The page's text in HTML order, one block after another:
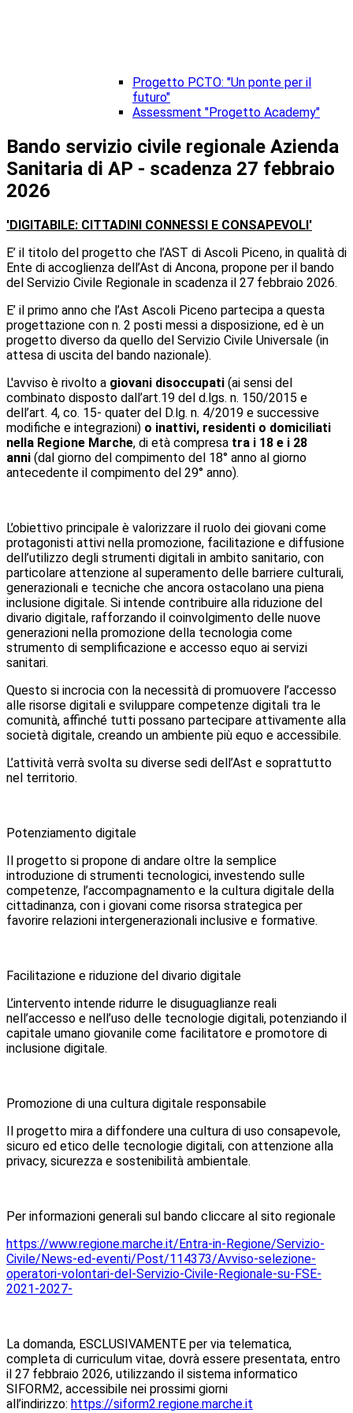
Progetto PCTO: "Un ponte per il
futuro"
Assessment "Progetto Academy"
Bando servizio civile regionale Azienda
Sanitaria di AP - scadenza 27 febbraio
2026
'DIGITABILE: CITTADINI CONNESSI E CONSAPEVOLI'
E’ il titolo del progetto che l’AST di Ascoli Piceno, in qualità di
Ente di accoglienza dell’Ast di Ancona, propone per il bando
del Servizio Civile Regionale in scadenza il 27 febbraio 2026.
E’ il primo anno che l’Ast Ascoli Piceno partecipa a questa
progettazione con n. 2 posti messi a disposizione, ed è un
progetto diverso da quello del Servizio Civile Universale (in
attesa di uscita del bando nazionale).
L'avviso è rivolto a giovani disoccupati (ai sensi del
combinato disposto dall’art.19 del d.lgs. n. 150/2015 e
dell’art. 4, co. 15- quater del D.lg. n. 4/2019 e successive
modifiche e integrazioni) o inattivi, residenti o domiciliati
nella Regione Marche, di età compresa tra i 18 e i 28
anni (dal giorno del compimento del 18° anno al giorno
antecedente il compimento del 29° anno).
L’obiettivo principale è valorizzare il ruolo dei giovani come
protagonisti attivi nella promozione, facilitazione e diffusione
dell’utilizzo degli strumenti digitali in ambito sanitario, con
particolare attenzione al superamento delle barriere culturali,
generazionali e tecniche che ancora ostacolano una piena
inclusione digitale. Si intende contribuire alla riduzione del
divario digitale, rafforzando il coinvolgimento delle nuove
generazioni nella promozione della tecnologia come
strumento di semplificazione e accesso equo ai servizi
sanitari.
Questo si incrocia con la necessità di promuovere l’accesso
alle risorse digitali e sviluppare competenze digitali tra le
comunità, affinché tutti possano partecipare attivamente alla
società digitale, creando un ambiente più equo e accessibile.
L’attività verrà svolta su diverse sedi dell’Ast e soprattutto
nel territorio.
Potenziamento digitale
Il progetto si propone di andare oltre la semplice
introduzione di strumenti tecnologici, investendo sulle
competenze, l’accompagnamento e la cultura digitale della
cittadinanza, con i giovani come risorsa strategica per
favorire relazioni intergenerazionali inclusive e formative.
Facilitazione e riduzione del divario digitale
L’intervento intende ridurre le disuguaglianze reali
nell’accesso e nell’uso delle tecnologie digitali, potenziando il
capitale umano giovanile come facilitatore e promotore di
inclusione digitale.
Promozione di una cultura digitale responsabile
Il progetto mira a diffondere una cultura di uso consapevole,
sicuro ed etico delle tecnologie digitali, con attenzione alla
privacy, sicurezza e sostenibilità ambientale.
Per informazioni generali sul bando cliccare al sito regionale
https://www.regione.marche.it/Entra-in-Regione/Servizio-
Civile/News-ed-eventi/Post/114373/Avviso-selezione-
operatori-volontari-del-Servizio-Civile-Regionale-su-FSE-
2021-2027-
La domanda, ESCLUSIVAMENTE per via telematica,
completa di curriculum vitae, dovrà essere presentata, entro
il 27 febbraio 2026, utilizzando il sistema informatico
SIFORM2, accessibile nei prossimi giorni
all’indirizzo: https://siform2.regione.marche.it